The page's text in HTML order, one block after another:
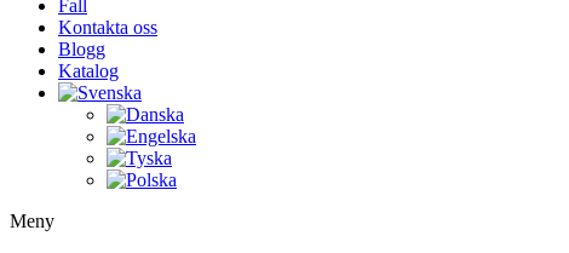
Fall
Kontakta oss
Blogg
Katalog
Meny